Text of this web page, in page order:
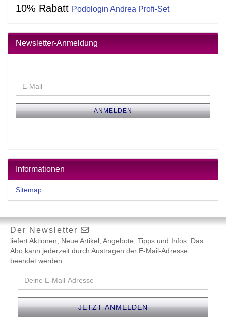
10% Rabatt Podologin Andrea Profi-Set
Newsletter-Anmeldung
ZUR
ANMELDUNG
E-
Mail
ANMELDEN
Informationen
Sitemap
Der Newsletter
liefert Aktionen, Neue Artikel, Angebote, Tipps und Infos. Das
Abo kann jederzeit durch Austragen der E-Mail-Adresse
beendet werden.